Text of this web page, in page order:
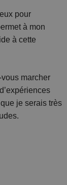
pour
à mon
à cette
marcher
je serais très